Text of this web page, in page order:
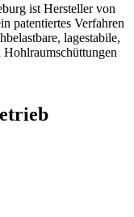
ist Hersteller von
patentiertes Verfahren
lagestabile,